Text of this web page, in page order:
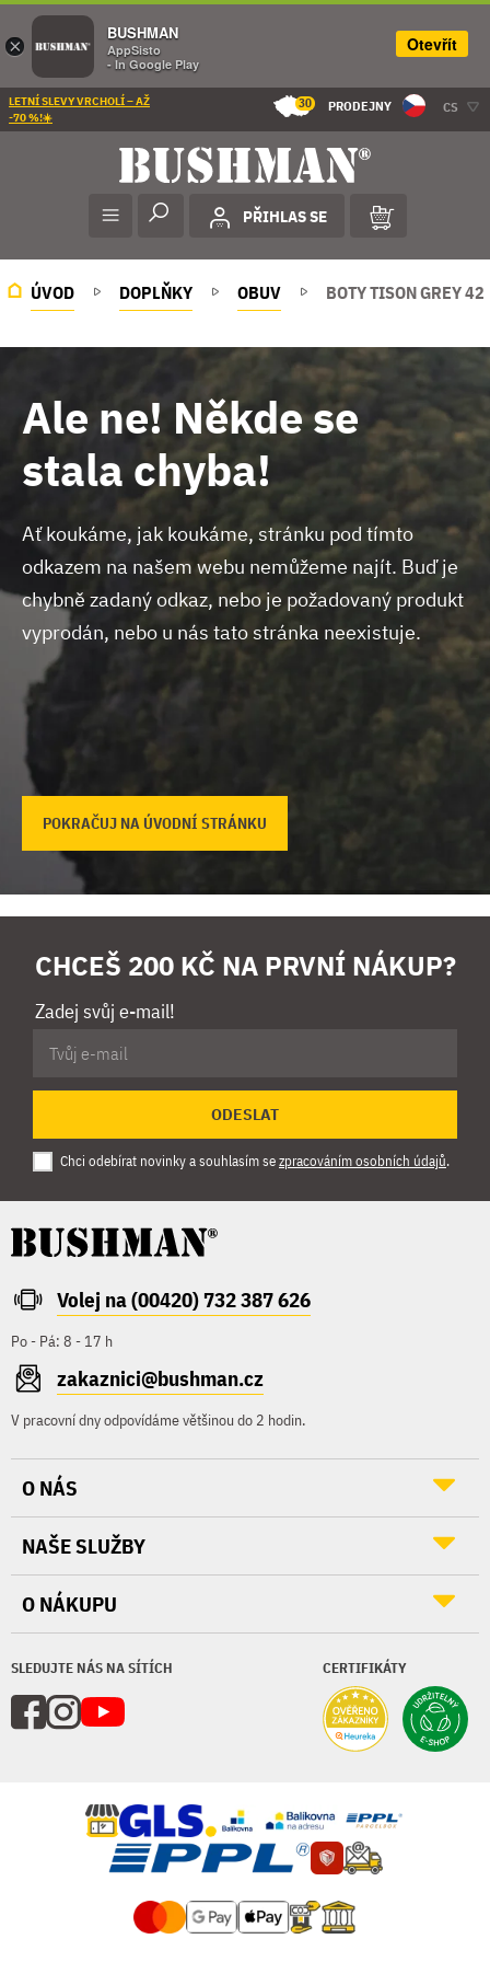
LETNÍ SLEVY VRCHOLÍ – AŽ
-70 %!☀️
30 PRODEJNY CS
PŘIHLAS SE
ÚVOD DOPLŇKY OBUV BOTY TISON GREY 42
Ale ne! Někde se
stala chyba!
Ať koukáme, jak koukáme, stránku pod tímto
odkazem na našem webu nemůžeme najít. Buď je
chybně zadaný odkaz, nebo je požadovaný produkt
vyprodán, nebo u nás tato stránka neexistuje.
POKRAČUJ NA ÚVODNÍ STRÁNKU
CHCEŠ 200 KČ NA PRVNÍ NÁKUP?
Zadej svůj e-mail!
ODESLAT
Chci odebírat novinky a souhlasím sezpracováním osobních údajů.
Volej na (00420) 732 387 626
Po - Pá: 8 - 17 h
zakaznici@bushman.cz
V pracovní dny odpovídáme většinou do 2 hodin.
SLEDUJTE NÁS NA SÍTÍCH CERTIFIKÁTY
O NÁS
NAŠE SLUŽBY
O NÁKUPU
×
BUSHMAN
AppSisto
- In Google Play
Otevřít